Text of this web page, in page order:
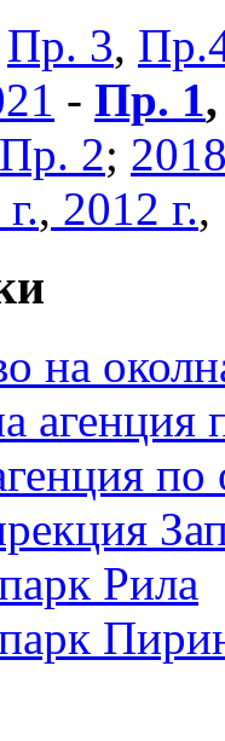
Пр. 3,
- Пр. 1
Пр. 2;
, 2012 г.
на
агенция
по
Рила